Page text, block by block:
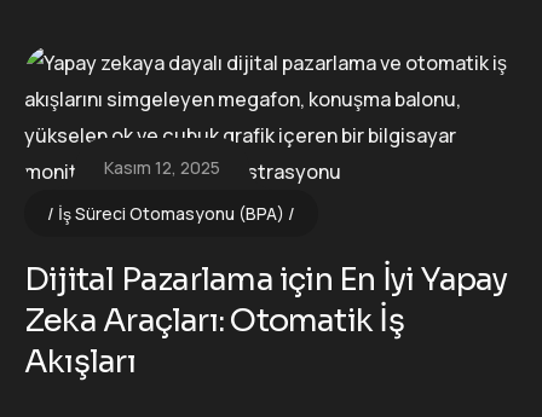
Kasım 12, 2025
İş Süreci Otomasyonu (BPA)
Dijital Pazarlama için En İyi Yapay
Zeka Araçları: Otomatik İş
Akışları